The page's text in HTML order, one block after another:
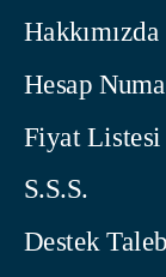
Hakkımızda
Hesap
Fiyat Listesi
S.S.S.
Destek